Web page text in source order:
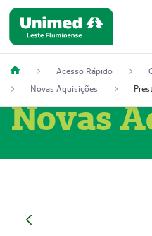
Acesso Rápido
Novas Aquisições
Novas